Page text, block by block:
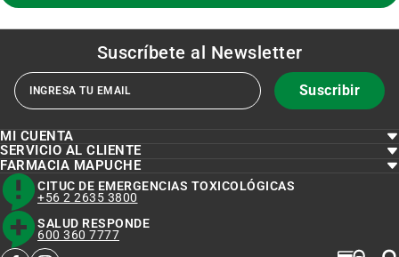
Suscríbete al Newsletter
Suscribir
MI CUENTA
SERVICIO AL CLIENTE
FARMACIA MAPUCHE
CITUC DE EMERGENCIAS TOXICOLÓGICAS
+56 2 2635 3800
SALUD RESPONDE
600 360 7777